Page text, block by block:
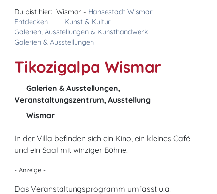
Du bist hier: Wismar - Hansestadt Wismar
Entdecken
Kunst & Kultur
Galerien, Ausstellungen & Kunsthandwerk
Galerien & Ausstellungen
Tikozigalpa Wismar
Galerien & Ausstellungen,
Veranstaltungszentrum, Ausstellung
Wismar
In der Villa befinden sich ein Kino, ein kleines Café
und ein Saal mit winziger Bühne.
- Anzeige -
Das Veranstaltungsprogramm umfasst u.a.